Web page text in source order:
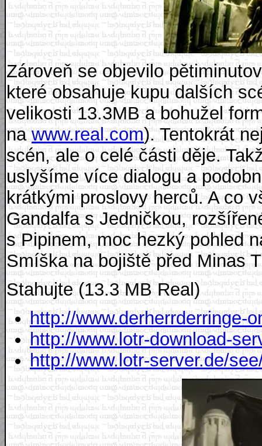
Zároveň se objevilo
které obsahuje kupu dalších
velikosti 13.3MB a bohužel
nawww.real.com). Tentokrát
scén, ale o celé části děje.
uslyšíme více dialogu a
krátkými proslovy herců. A co
Gandalfa s Jedničkou,
s Pipinem, moc hezký pohled
Smíška na bojiště před Minas
Stahujte (13.3 MB Real)
http://www.derherrderringe-
http://www.lotr-download-
http://www.lotr-server.de/